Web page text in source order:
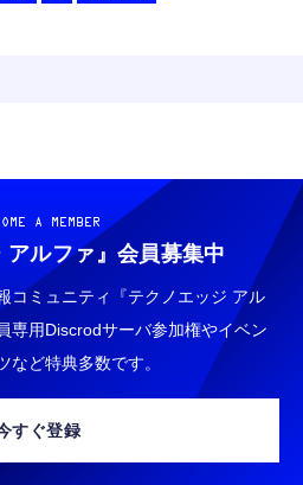
A MEMBER
アルファ』 会員募集中
コミュニティ『テクノエッジ アル
専用Discrodサーバ参加権やイベン
など特典多数です。
すぐ登録